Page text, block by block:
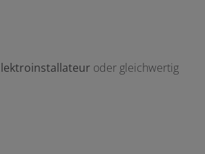
oder gleichwertig